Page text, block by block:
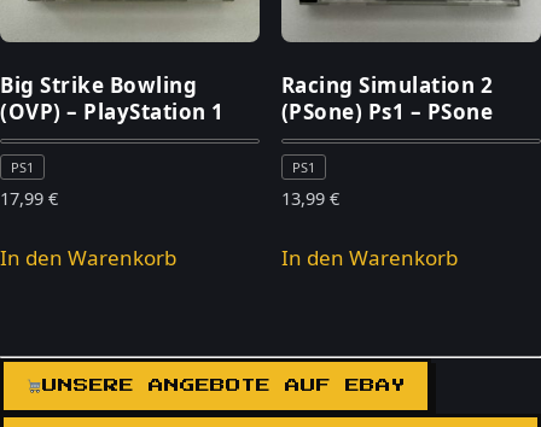
Big Strike Bowling
(OVP) – PlayStation 1
PS1
17,99 €
In den Warenkorb
Racing Simulation 2
(PSone) Ps1 – PSone
PS1
13,99 €
In den Warenkorb
UNSERE ANGEBOTE AUF EBAY